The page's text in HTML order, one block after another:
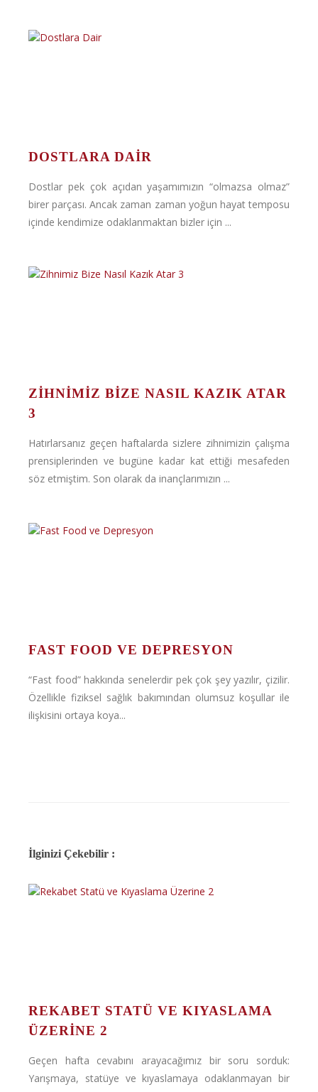
DOSTLARA DAIR
Dostlar pek çok açıdan yaşamımızın “olmazsa olmaz”
birer parçası. Ancak zaman zaman yoğun hayat temposu
içinde kendimize odaklanmaktan bizler için ...
ZIHNIMIZ BIZE NASIL KAZIK ATAR
3
Hatırlarsanız geçen haftalarda sizlere zihnimizin çalışma
prensiplerinden ve bugüne kadar kat ettiği mesafeden
söz etmiştim. Son olarak da inançlarımızın ...
FAST FOOD VE DEPRESYON
“Fast food” hakkında senelerdir pek çok şey yazılır, çizilir.
Özellikle fiziksel sağlık bakımından olumsuz koşullar ile
ilişkisini ortaya koya...
İlginizi Çekebilir :
REKABET STATÜ VE KIYASLAMA
ÜZERINE 2
Geçen hafta cevabını arayacağımız bir soru sorduk:
Yarışmaya, statüye ve kıyaslamaya odaklanmayan bir